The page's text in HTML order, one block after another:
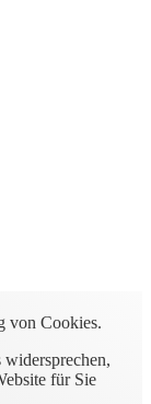
von Cookies.
für Sie